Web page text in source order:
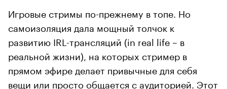
Игровые стримы по-прежнему в топе. Но
самоизоляция дала мощный толчок к
развитию IRL-трансляций (in real life – в
реальной жизни), на которых стример в
прямом эфире делает привычные для себя
вещи или просто общается с аудиторией. Этот